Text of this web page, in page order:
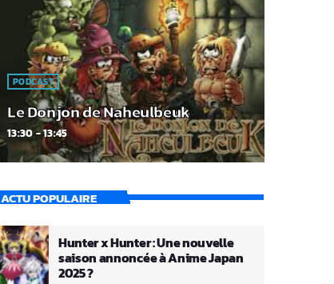
PODCAST
Le Donjon de Naheulbeuk
13:30 - 13:45
ACTU POPULAIRE
Hunter x Hunter : Une nouvelle
saison annoncée à Anime Japan
2025 ?